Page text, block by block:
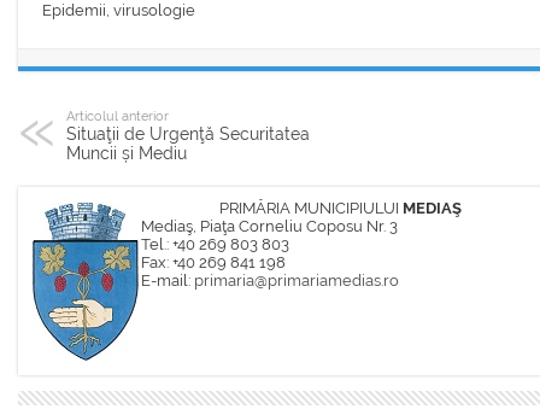
Epidemii, virusologie
Articolul anterior
Situaţii de Urgenţă Securitatea
Muncii și Mediu
PRIMĂRIA MUNICIPIULUI MEDIAŞ
Mediaş, Piaţa Corneliu Coposu Nr. 3
Tel.: +40 269 803 803
Fax: +40 269 841 198
E-mail: primaria@primariamedias.ro